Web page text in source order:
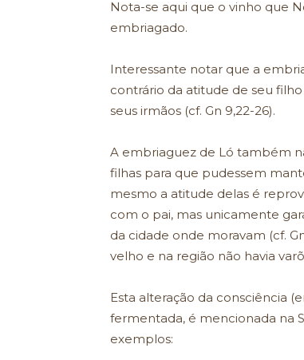
Nota-se aqui que o vinho que
embriagado.
Interessante notar que a
contrário da atitude de seu
seus irmãos (cf. Gn 9,22-26).
A embriaguez de Ló também
filhas para que pudessem
mesmo a atitude delas é
com o pai, mas unicamente
da cidade onde moravam (cf.
velho e na região não havia
Esta alteração da consciência
fermentada, é mencionada na
exemplos: